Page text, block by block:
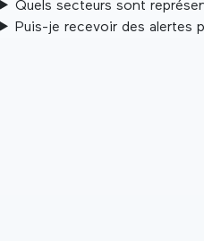
Quels secteurs sont
Puis-je recevoir des alertes